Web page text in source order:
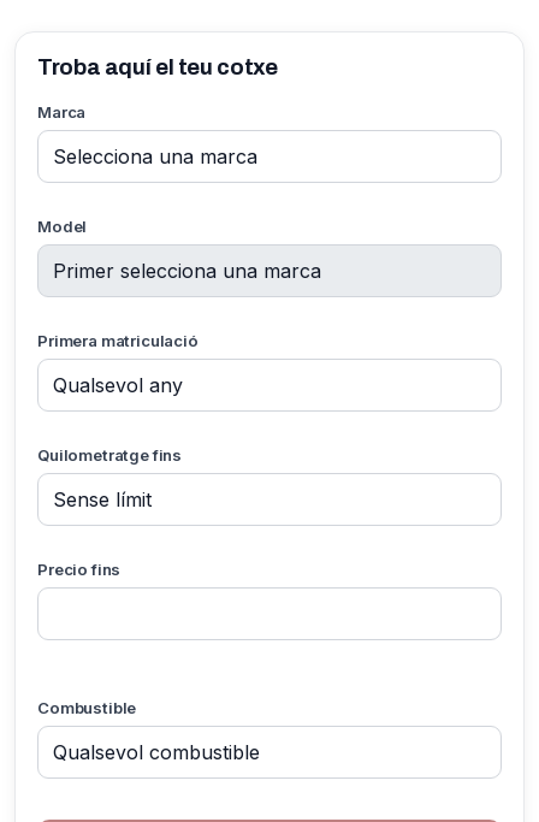
Troba aquí el teu cotxe
Marca
Model
Primera matriculació
Quilometratge fins
Precio fins
Combustible